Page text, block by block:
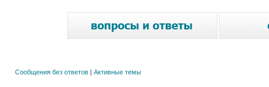
Сообщения без ответов | Активные темы